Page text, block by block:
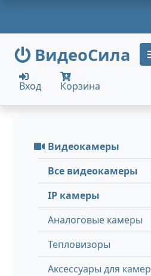
ВидеоСила
Вход Корзина
Видеокамеры
Все видеокамеры
IP камеры
Аналоговые камеры
Тепловизоры
Аксессуары для камер